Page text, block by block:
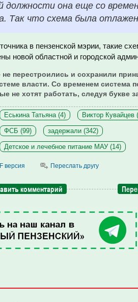
должности она еще со
Так что схема была
в пензенской мэрии, такие
новой областной и городской
перестроились и сохранили
власти. Со временем система
не хотят работать, следуя букве
Еськина Татьяна (4)
Виктор Кувайцев
ФСБ (99)
задержали (342)
Детское и лечебное питание МАУ (14)
версия Переслать другу
комментарий